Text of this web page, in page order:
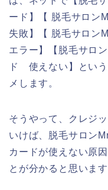
ード】【 脱毛サロン
失敗】【 脱毛サロン
エラー】【脱毛サロ
ド 使えない】とい
メします。
そうやって、クレジ
いけば、脱毛サロン
カードが使えない原
とが分かると思います